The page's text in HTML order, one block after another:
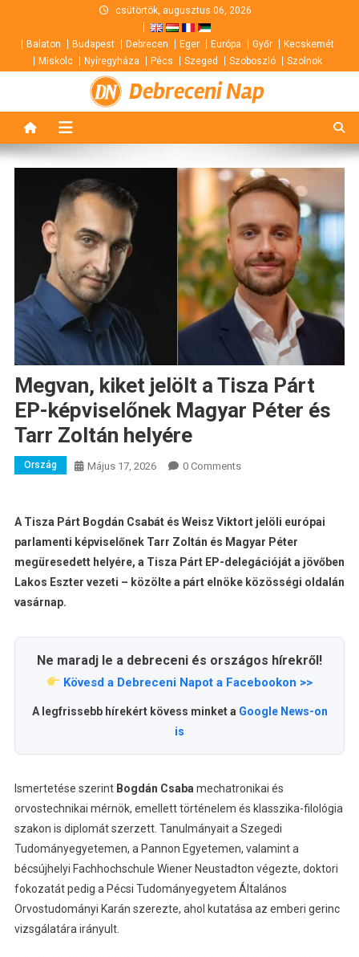
content
csütörtök, augusztus 06, 2026
Balaton Budapest Debrecen Eger Európa Győr
Kecskemét
Miskolc
Nyíregyháza Pécs Szeged Szoboszló Szolnok
Debreceni Nap
Megvan, kiket jelölt a Tisza Párt
EP-képviselőnek Magyar Péter és
Tarr Zoltán helyére
Ország Május 17, 2026 0 Comments
A Tisza Párt Bogdán Csabát és Weisz Viktort jelöli európai
parlamenti képviselőnek Tarr Zoltán és Magyar Péter
megüresedett helyére, a Tisza Párt EP-delegációját a jövőben
Lakos Eszter vezeti – közölte a párt elnöke közösségi oldalán
vasárnap.
Ne maradj le a debreceni és országos hírekről!
Kövesd a Debreceni Napot a Facebookon >>
A legfrissebb hírekért kövess minket a Google News-on
is
Ismertetése szerint Bogdán Csaba mechatronikai és
orvostechnikai mérnök, emellett történelem és klasszika-filológia
szakon is diplomát szerzett. Tanulmányait a Szegedi
Tudományegyetemen, a Pannon Egyetemen, valamint a
bécsújhelyi Fachhochschule Wiener Neustadton végezte, doktori
fokozatát pedig a Pécsi Tudományegyetem Általános
Orvostudományi Karán szerezte, ahol kutatása az emberi gerinc
vizsgálatára irányult.